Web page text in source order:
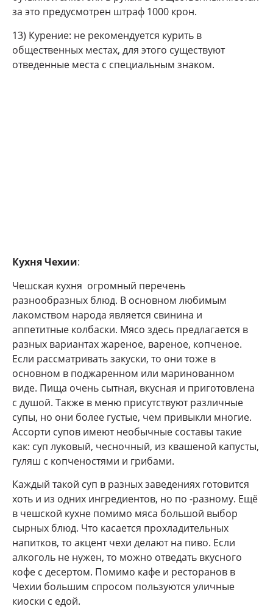
за это предусмотрен штраф 1000 крон.
13) Курение: не рекомендуется курить в
общественных местах, для этого существуют
отведенные места с специальным знаком.
Кухня Чехии:
Чешская кухня огромный перечень
разнообразных блюд. В основном любимым
лакомством народа является свинина и
аппетитные колбаски. Мясо здесь предлагается в
разных вариантах жареное, вареное, копченое.
Если рассматривать закуски, то они тоже в
основном в поджаренном или маринованном
виде. Пища очень сытная, вкусная и приготовлена
с душой. Также в меню присутствуют различные
супы, но они более густые, чем привыкли многие.
Ассорти супов имеют необычные составы такие
как: суп луковый, чесночный, из квашеной капусты,
гуляш с копченостями и грибами.
Каждый такой суп в разных заведениях готовится
хоть и из одних ингредиентов, но по -разному. Ещё
в чешской кухне помимо мяса большой выбор
сырных блюд. Что касается прохладительных
напитков, то акцент чехи делают на пиво. Если
алкоголь не нужен, то можно отведать вкусного
кофе с десертом. Помимо кафе и ресторанов в
Чехии большим спросом пользуются уличные
киоски с едой.